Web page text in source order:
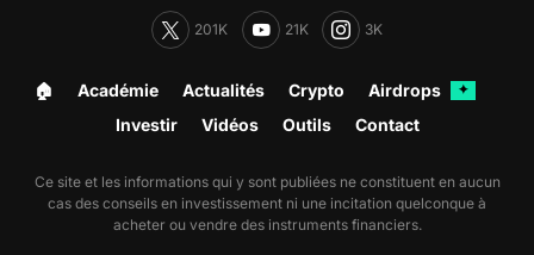
201K 21K 3K
🏠︎ Académie Actualités Crypto Airdrops ✦
Investir Vidéos Outils Contact
Ce site et les informations qui y sont publiées ne constituent en aucun
cas des conseils en investissement ni une incitation quelconque à
acheter ou vendre des instruments financiers.